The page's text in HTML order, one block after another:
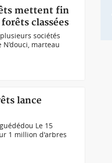
mettent fin
classées
sociétés
marteau
lance
Le 15
1 million d'arbres